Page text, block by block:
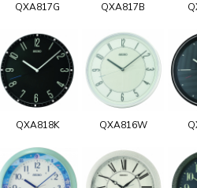
QXA817G QXA817B
QXA818K QXA816W